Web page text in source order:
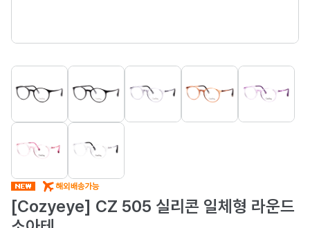
[Cozyeye] CZ 505 실리콘 일체형 라운드